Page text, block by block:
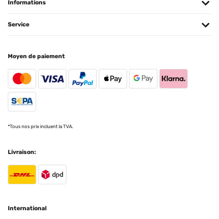
great in my living room.
Amazon-Benutzer
Traduire
delivered, little to no risk of damage during transport.
Amazon-Benutzer
Traduire
Informations
Service
Moyen de paiement
*Tous nos prix incluent la TVA.
Livraison:
International